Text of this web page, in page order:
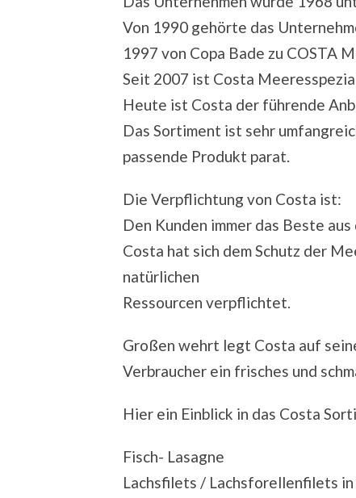
Von 1990 gehörte das
1997 von Copa Bade zu COSTA
Seit 2007 ist Costa
Heute ist Costa der führende
Das Sortiment ist sehr
passende Produkt parat.
Die Verpflichtung von Costa ist:
Den Kunden immer das Beste
Costa hat sich dem Schutz der
natürlichen
Ressourcen verpflichtet.
Großen wehrt legt Costa auf
Verbraucher ein frisches und
Hier ein Einblick in das Costa
Fisch- Lasagne
Lachsfilets / Lachsforellenfilets